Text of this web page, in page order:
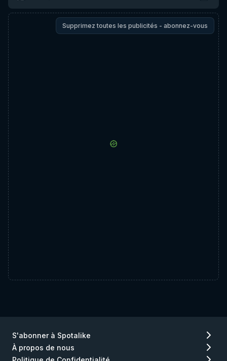
Supprimez toutes les publicités - abonnez-vous
S'abonner à Spotalike
À propos de nous